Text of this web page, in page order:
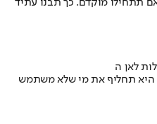
תתחילו מוקדם. כך תבנו עתיד
היא תחליף את מי שלא משתמש